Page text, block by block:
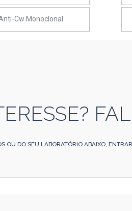
Cw Monoclonal
OU DO SEU LABORATÓRIO ABAIXO,